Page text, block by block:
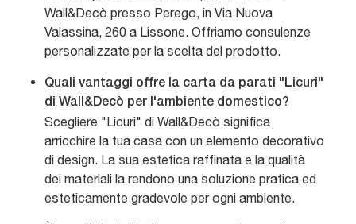
Wall&Decò presso Perego, in Via Nuova
Valassina, 260 a Lissone. Offriamo consulenze
personalizzate per la scelta del prodotto.
Quali vantaggi offre la carta da parati "Licuri"
di Wall&Decò per l'ambiente domestico?
Scegliere "Licuri" di Wall&Decò significa
arricchire la tua casa con un elemento decorativo
di design. La sua estetica raffinata e la qualità
dei materiali la rendono una soluzione pratica ed
esteticamente gradevole per ogni ambiente.